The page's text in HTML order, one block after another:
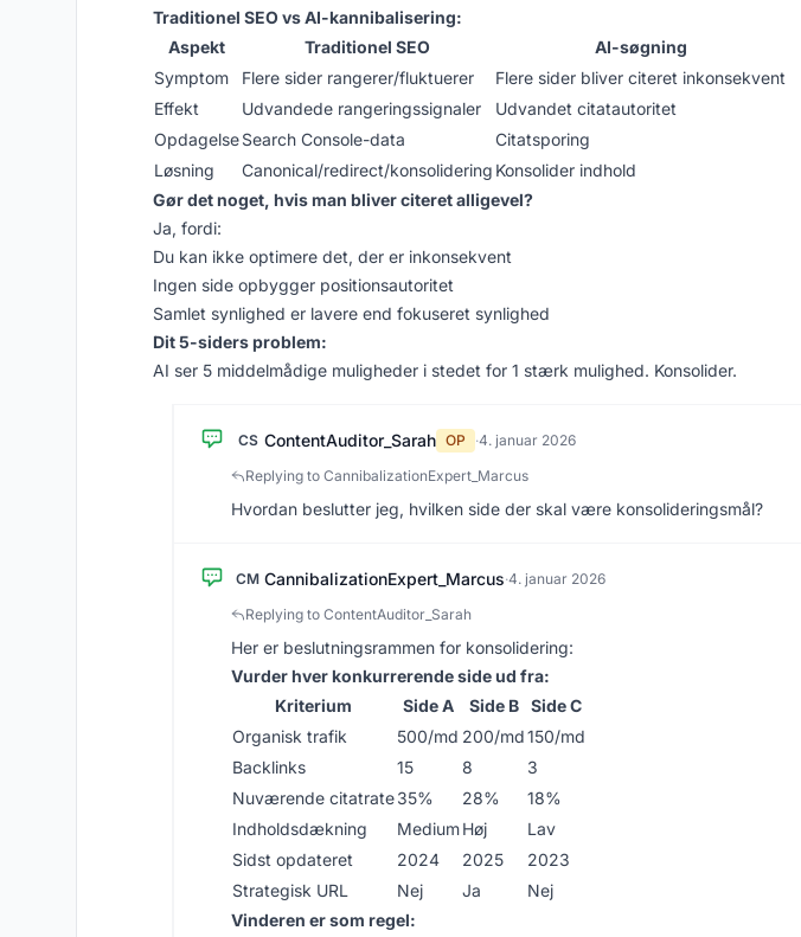
Traditionel SEO vs AI-kannibalisering:
Aspekt
Traditionel SEO
AI-søgning
Symptom
Flere sider rangerer/fluktuerer
Flere sider bliver citeret inkonsekvent
Effekt
Udvandede rangeringssignaler
Udvandet citatautoritet
OpdagelseSearch Console-data
Citatsporing
Løsning
Canonical/redirect/konsolidering Konsolider indhold
Gør det noget, hvis man bliver citeret alligevel?
Ja, fordi:
Du kan ikke optimere det, der er inkonsekvent
Ingen side opbygger positionsautoritet
Samlet synlighed er lavere end fokuseret synlighed
Dit 5-siders problem:
AI ser 5 middelmådige muligheder i stedet for 1 stærk mulighed. Konsolider.
CS ContentAuditor_Sarah OP ·4. januar 2026
Replying to CannibalizationExpert_Marcus
Hvordan beslutter jeg, hvilken side der skal være konsolideringsmål?
CM CannibalizationExpert_Marcus·4. januar 2026
Replying to ContentAuditor_Sarah
Her er beslutningsrammen for konsolidering:
Vurder hver konkurrerende side ud fra:
Kriterium
Side A Side B
Side C
Organisk trafik
500/md 200/md150/md
Backlinks
15 8
3
Nuværende citatrate35% 28%
18%
Indholdsdækning
MediumHøj
Lav
Sidst opdateret
2024 2025
2023
Strategisk URL
Nej Ja
Nej
Vinderen er som regel: